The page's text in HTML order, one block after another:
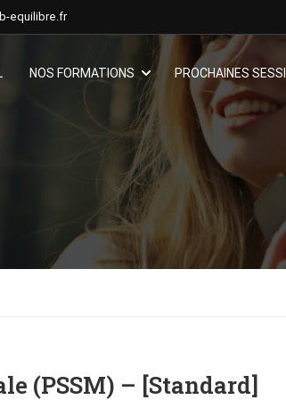
equilibre.fr
NOS FORMATIONS PROCHAINES
(PSSM) – [Standard]